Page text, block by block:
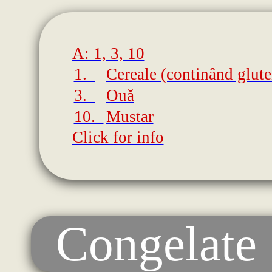
A: 1, 3, 10
1.
Cereale (continând
3.
Ouă
10.
Mustar
Click for info
Congelate